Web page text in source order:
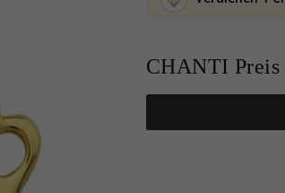
CHANTI Preis